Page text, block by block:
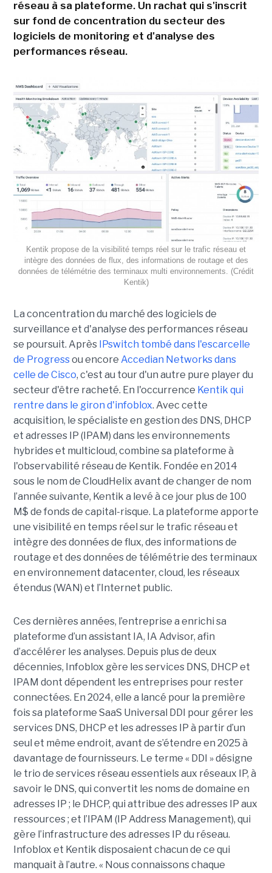
réseau à sa plateforme. Un rachat qui s'inscrit
sur fond de concentration du secteur des
logiciels de monitoring et d'analyse des
performances réseau.
Kentik propose de la visibilité temps réel sur le trafic réseau et
intègre des données de flux, des informations de routage et des
données de télémétrie des terminaux multi environnements. (Crédit
Kentik)
La concentration du marché des logiciels de
surveillance et d'analyse des performances réseau
se poursuit. Après IPswitch tombé dans l'escarcelle
de Progressou encore Accedian Networks dans
celle de Cisco, c'est au tour d'un autre pure player du
secteur d'être racheté. En l'occurrence Kentik qui
rentre dans le giron d'infoblox. Avec cette
acquisition, le spécialiste en gestion des DNS, DHCP
et adresses IP (IPAM) dans les environnements
hybrides et multicloud, combine sa plateforme à
l'observabilité réseau de Kentik. Fondée en 2014
sous le nom de CloudHelix avant de changer de nom
l’année suivante, Kentik a levé à ce jour plus de 100
M$ de fonds de capital-risque. La plateforme apporte
une visibilité en temps réel sur le trafic réseau et
intègre des données de flux, des informations de
routage et des données de télémétrie des terminaux
en environnement datacenter, cloud, les réseaux
étendus (WAN) et l’Internet public.
Ces dernières années, l’entreprise a enrichi sa
plateforme d’un assistant IA, IA Advisor, afin
d’accélérer les analyses. Depuis plus de deux
décennies, Infoblox gère les services DNS, DHCP et
IPAM dont dépendent les entreprises pour rester
connectées. En 2024, elle a lancé pour la première
fois sa plateforme SaaS Universal DDI pour gérer les
services DNS, DHCP et les adresses IP à partir d’un
seul et même endroit, avant de s’étendre en 2025 à
davantage de fournisseurs. Le terme « DDI » désigne
le trio de services réseau essentiels aux réseaux IP, à
savoir le DNS, qui convertit les noms de domaine en
adresses IP ; le DHCP, qui attribue des adresses IP aux
ressources ; et l’IPAM (IP Address Management), qui
gère l’infrastructure des adresses IP du réseau.
Infoblox et Kentik disposaient chacun de ce qui
manquait à l’autre. « Nous connaissons chaque